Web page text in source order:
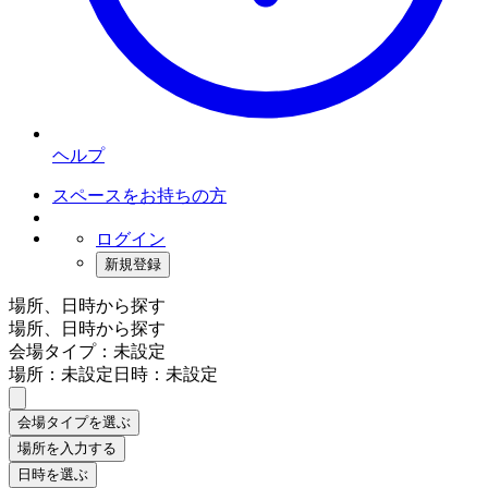
ヘルプ
スペースをお持ちの方
ログイン
新規登録
場所、日時から探す
場所、日時から探す
会場タイプ：未設定
場所：未設定日時：未設定
会場タイプを選ぶ
場所を入力する
日時を選ぶ